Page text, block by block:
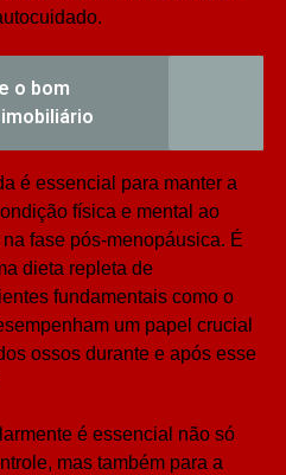
o bom
é essencial para manter a
física e mental ao
fase pós-menopáusica. É
dieta repleta de
fundamentais como o
um papel crucial
ossos durante e após esse
é essencial não só
mas também para a